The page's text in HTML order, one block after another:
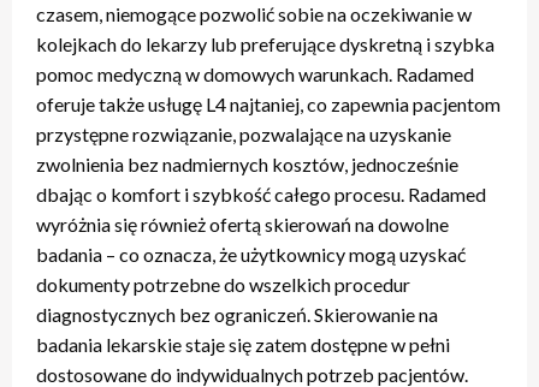
czasem, niemogące pozwolić sobie na oczekiwanie w
kolejkach do lekarzy lub preferujące dyskretną i szybka
pomoc medyczną w domowych warunkach. Radamed
oferuje także usługę L4 najtaniej, co zapewnia pacjentom
przystępne rozwiązanie, pozwalające na uzyskanie
zwolnienia bez nadmiernych kosztów, jednocześnie
dbając o komfort i szybkość całego procesu. Radamed
wyróżnia się również ofertą skierowań na dowolne
badania – co oznacza, że użytkownicy mogą uzyskać
dokumenty potrzebne do wszelkich procedur
diagnostycznych bez ograniczeń. Skierowanie na
badania lekarskie staje się zatem dostępne w pełni
dostosowane do indywidualnych potrzeb pacjentów.